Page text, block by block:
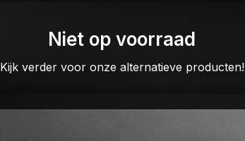
Niet op voorraad
Kijk verder voor onze alternatieve producten!